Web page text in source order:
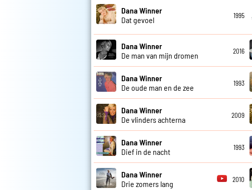
Dana Winner
Dat gevoel
1995
Dana Winner
De man van mijn dromen
2016
Dana Winner
De oude man en de zee
1993
Dana Winner
De vlinders achterna
2009
Dana Winner
Dief in de nacht
1993
Dana Winner
Drie zomers lang
2010